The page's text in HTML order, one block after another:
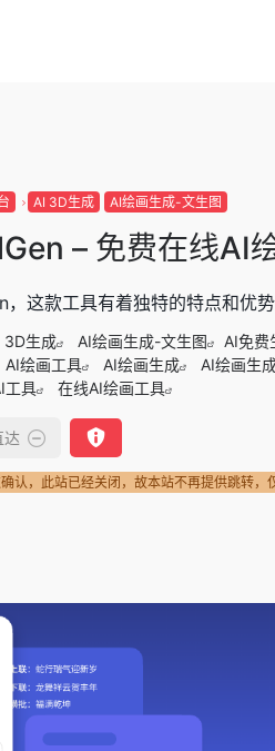
AI 3D生成 AI绘画生成-文生图
– 免费在线AI
，这款工具有着独特的特点和优
3D生成 AI绘画生成-文生图 AI免费
AI绘画工具 AI绘画生成 AI绘画生
工具
在线AI绘画工具
达
认，此站已经关闭，故本站不再提供跳转，